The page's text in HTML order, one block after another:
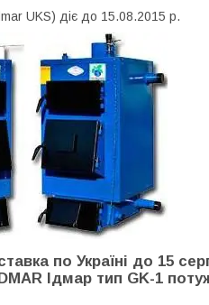
UKS) діє до 15.08.2015 р.
по Україні до 15
Ідмар тип GK-1